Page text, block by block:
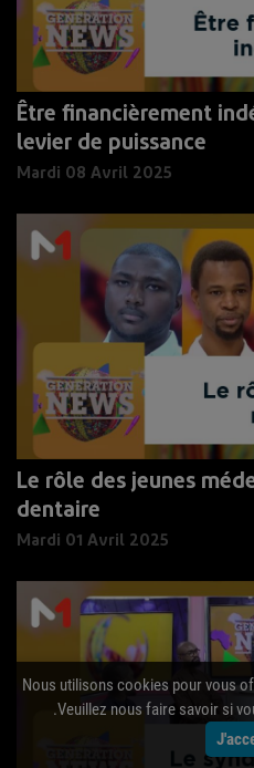
Être financièrement
levier de puissance
Mardi 08 Avril 2025
Le rôle des jeunes
dentaire
Mardi 01 Avril 2025
Nous utilisons cookies pour vous
Veuillez nous faire savoir si